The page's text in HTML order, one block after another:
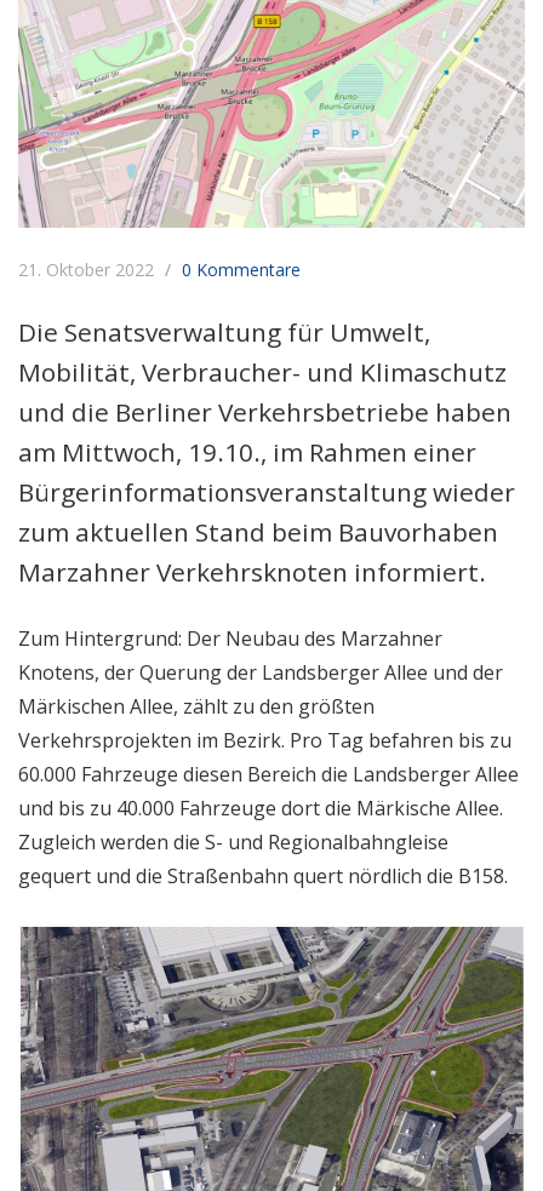
21. Oktober 2022 0 Kommentare
Die Senatsverwaltung für Umwelt,
Mobilität, Verbraucher- und Klimaschutz
und die Berliner Verkehrsbetriebe haben
am Mittwoch, 19.10., im Rahmen einer
Bürgerinformationsveranstaltung wieder
zum aktuellen Stand beim Bauvorhaben
Marzahner Verkehrsknoten informiert.
Zum Hintergrund: Der Neubau des Marzahner
Knotens, der Querung der Landsberger Allee und der
Märkischen Allee, zählt zu den größten
Verkehrsprojekten im Bezirk. Pro Tag befahren bis zu
60.000 Fahrzeuge diesen Bereich die Landsberger Allee
und bis zu 40.000 Fahrzeuge dort die Märkische Allee.
Zugleich werden die S- und Regionalbahngleise
gequert und die Straßenbahn quert nördlich die B158.